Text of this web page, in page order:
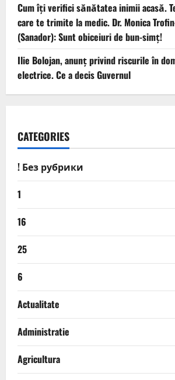
Cum îți verifici sănătatea inimii acasă.
care te trimite la medic. Dr. Monica
(Sanador): Sunt obiceiuri de bun-simț!
Ilie Bolojan, anunț privind riscurile în
electrice. Ce a decis Guvernul
CATEGORIES
! Без рубрики
1
16
25
6
Actualitate
Administratie
Agricultura